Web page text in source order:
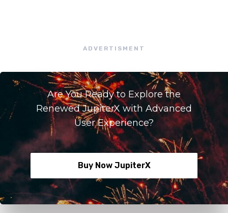
ADVERTISMENT
Are You Ready to Explore the
Renewed JupiterX with Advanced
User Experience?
Buy Now JupiterX